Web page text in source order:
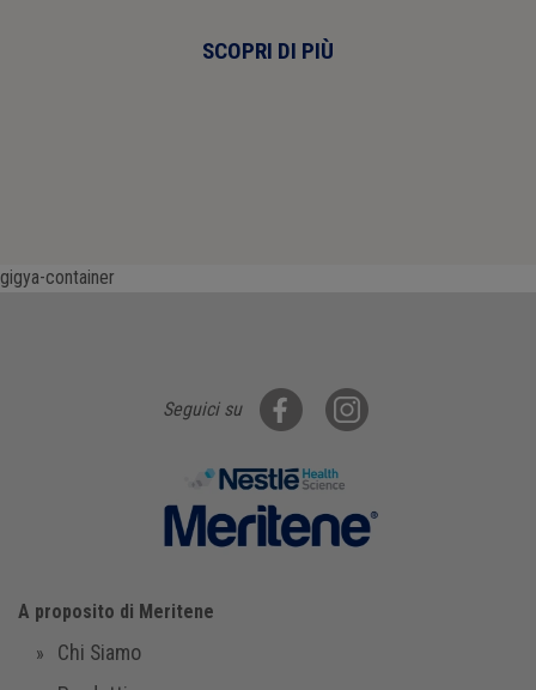
SCOPRI DI PIÙ
gigya-container
A proposito di Meritene
Chi Siamo
Seguici su